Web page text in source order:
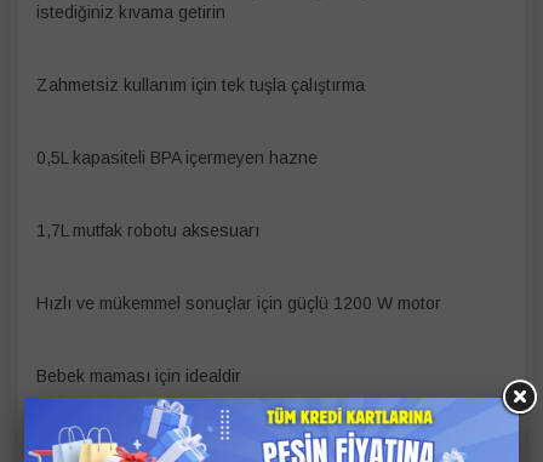
istediğiniz kıvama getirin
Zahmetsiz kullanım için tek tuşla çalıştırma
0,5L kapasiteli BPA içermeyen hazne
1,7L mutfak robotu aksesuarı
Hızlı ve mükemmel sonuçlar için güçlü 1200 W motor
Bebek maması için idealdir
Saklaması kolay